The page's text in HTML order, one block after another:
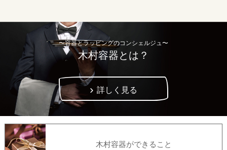
〜容器とラッピングのコンシェルジュ〜
木村容器とは？
詳しく見る
木村容器ができること